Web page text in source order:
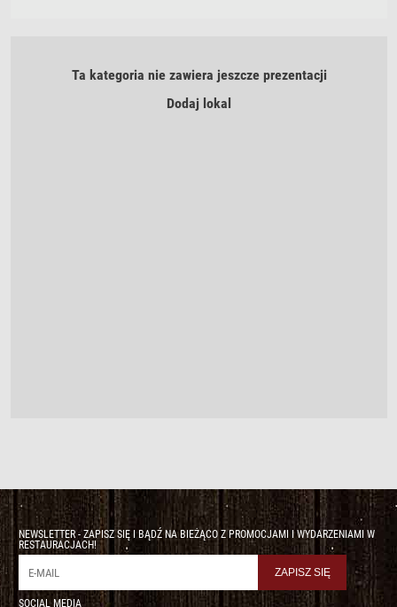
Ta kategoria nie zawiera jeszcze prezentacji
Dodaj lokal
NEWSLETTER - ZAPISZ SIĘ I BĄDŹ NA BIEŻĄCO Z PROMOCJAMI I WYDARZENIAMI W
RESTAURACJACH!
SOCIAL MEDIA